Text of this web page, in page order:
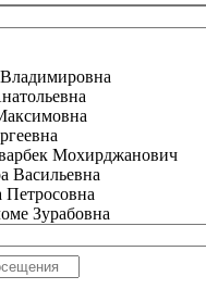
Мохирджанович
Васильевна
Петросовна
Зурабовна